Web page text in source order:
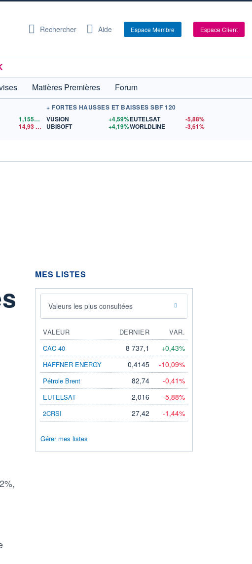
Rechercher Aide Espace Membre Espace Client
Matières Premières
Forum
1,1558$US
14,93$US
+ FORTES HAUSSES ET BAISSES SBF 120
VUSION
+4,59%
UBISOFT
+4,19%
EUTELSAT
-5,88%
WORLDLINE
-3,61%
MES LISTES
Valeurs les plus consultées
VALEUR DERNIER
VAR.
CAC 40
8 737,1 +0,43%
HAFFNER ENERGY 0,4145 -10,09%
Pétrole Brent 82,74 -0,41%
EUTELSAT 2,016 -5,88%
2CRSI 27,42 -1,44%
Gérer mes listes